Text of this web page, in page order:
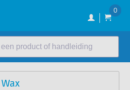
0
product of handleiding
Wax